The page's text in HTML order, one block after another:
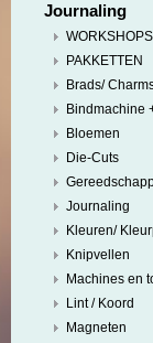
Journaling
WORKSHOPS
PAKKETTEN
Brads/
Bindmachine
Bloemen
Die-Cuts
Journaling
Kleuren/
Knipvellen
Machines en
Lint / Koord
Magneten